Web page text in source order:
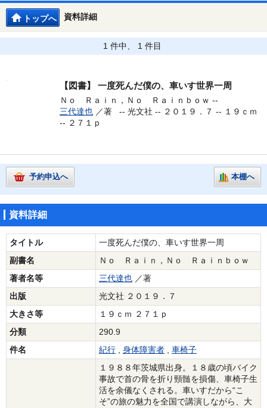
資料詳細
トップへ
1 件中、 1 件目
【図書】 一度死んだ僕の、車いす世界一周
Ｎｏ Ｒａｉｎ，Ｎｏ Ｒａｉｎｂｏｗ --
三代達也 ／著 -- 光文社 -- ２０１９．７ -- １９ｃｍ
-- ２７１ｐ
予約申込へ 本棚へ
資料詳細
タイトル
一度死んだ僕の、車いす世界一周
副書名
Ｎｏ Ｒａｉｎ，Ｎｏ Ｒａｉｎｂｏｗ
著者名等
三代達也 ／著
出版
光文社 ２０１９．７
大きさ等
１９ｃｍ ２７１ｐ
分類
290.9
件名
紀行 , 身体障害者 , 車椅子
１９８８年茨城県出身。１８歳の頃バイク
事故で首の骨を折り頸髄を損傷、車椅子生
活を余儀なくされる。車いすだから“こ
そ”の旅の魅力を全国で講演しながら、大